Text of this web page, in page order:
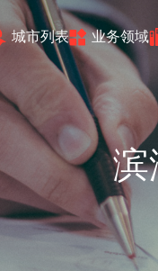
城市列表 业务领域
滨